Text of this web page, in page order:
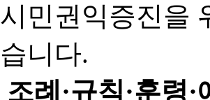
시민권익증진을
습니다.
조례·규칙·훈령·